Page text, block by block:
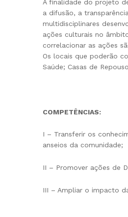
A finalidade do projeto
a difusão, a
multidisciplinares
ações culturais no
correlacionar as ações
Os locais que poderão
Saúde; Casas de
COMPETÊNCIAS:
I – Transferir os
anseios da comunidade;
II – Promover ações de
III – Ampliar o impacto